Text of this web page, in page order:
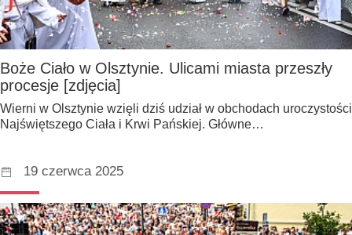
Boże Ciało w Olsztynie. Ulicami miasta przeszły
procesje [zdjęcia]
Wierni w Olsztynie wzięli dziś udział w obchodach uroczystości
Najświętszego Ciała i Krwi Pańskiej. Główne…
19 czerwca 2025